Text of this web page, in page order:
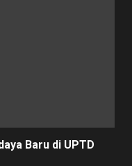
Baru di UPTD